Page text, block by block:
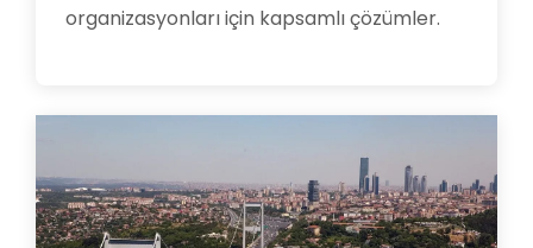
organizasyonları için kapsamlı çözümler.